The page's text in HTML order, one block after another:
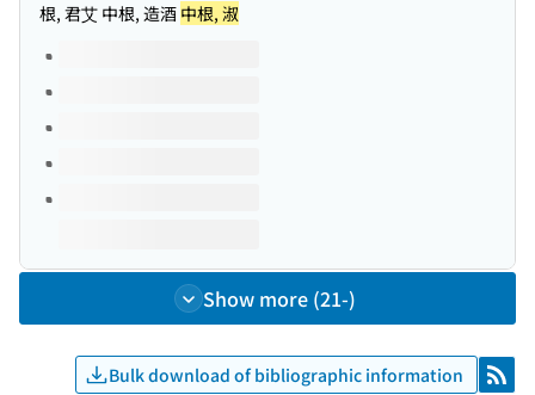
根, 君艾 中根, 造酒 中根, 淑
Volumes of this title
Show more (21-)
Bulk download of bibliographic information RSS